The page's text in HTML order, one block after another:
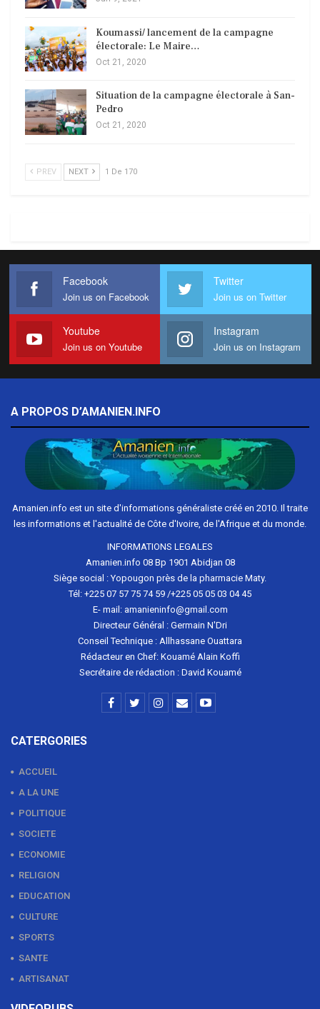
Koumassi/ lancement de la campagne
électorale: Le Maire…
Oct 21, 2020
Situation de la campagne électorale à San-
Pedro
Oct 21, 2020
PREV NEXT 1 De 170
Facebook
Join us on Facebook
Twitter
Join us on Twitter
Youtube
Join us on Youtube
Instagram
Join us on Instagram
A PROPOS D’AMANIEN.INFO
Amanien.info est un site d'informations généraliste créé en 2010. Il traite
les informations et l'actualité de Côte d'Ivoire, de l'Afrique et du monde.
INFORMATIONS LEGALES
Amanien.info 08 Bp 1901 Abidjan 08
Siège social : Yopougon près de la pharmacie Maty.
Tél: +225 07 57 75 74 59 /+225 05 05 03 04 45
E- mail: amanieninfo@gmail.com
Directeur Général : Germain N'Dri
Conseil Technique : Allhassane Ouattara
Rédacteur en Chef: Kouamé Alain Koffi
Secrétaire de rédaction : David Kouamé
CATERGORIES
ACCUEIL
A LA UNE
POLITIQUE
SOCIETE
ECONOMIE
RELIGION
EDUCATION
CULTURE
SPORTS
SANTE
ARTISANAT